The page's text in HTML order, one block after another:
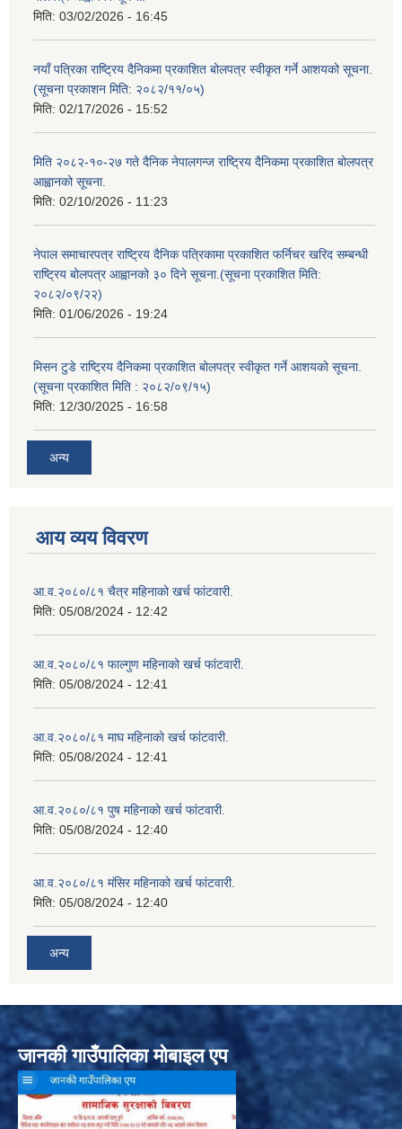
मिति: 03/02/2026 - 16:45
नयाँ पत्रिका राष्ट्रिय दैनिकमा प्रकाशित बोलपत्र स्वीकृत गर्ने आशयको सूचना.
(सूचना प्रकाशन मिति: २०८२/११/०५)
मिति: 02/17/2026 - 15:52
मिति २०८२-१०-२७ गते दैनिक नेपालगन्ज राष्ट्रिय दैनिकमा प्रकाशित बोलपत्र
आह्वानको सूचना.
मिति: 02/10/2026 - 11:23
नेपाल समाचारपत्र राष्ट्रिय दैनिक पत्रिकामा प्रकाशित फर्निचर खरिद सम्बन्धी
राष्ट्रिय बोलपत्र आह्वानको ३० दिने सूचना.(सूचना प्रकाशित मिति:
२०८२/०९/२२)
मिति: 01/06/2026 - 19:24
मिसन टुडे राष्ट्रिय दैनिकमा प्रकाशित बोलपत्र स्वीकृत गर्ने आशयको सूचना.
(सूचना प्रकाशित मिति : २०८२/०९/१५)
मिति: 12/30/2025 - 16:58
अन्य
आय व्यय विवरण
आ.व.२०८०/८१ चैत्र महिनाको खर्च फांटवारी.
मिति: 05/08/2024 - 12:42
आ.व.२०८०/८१ फाल्गुण महिनाको खर्च फांटवारी.
मिति: 05/08/2024 - 12:41
आ.व.२०८०/८१ माघ महिनाको खर्च फांटवारी.
मिति: 05/08/2024 - 12:41
आ.व.२०८०/८१ पुष महिनाको खर्च फांटवारी.
मिति: 05/08/2024 - 12:40
आ.व.२०८०/८१ मंसिर महिनाको खर्च फांटवारी.
मिति: 05/08/2024 - 12:40
अन्य
जानकी गाउँपालिका मोबाइल एप